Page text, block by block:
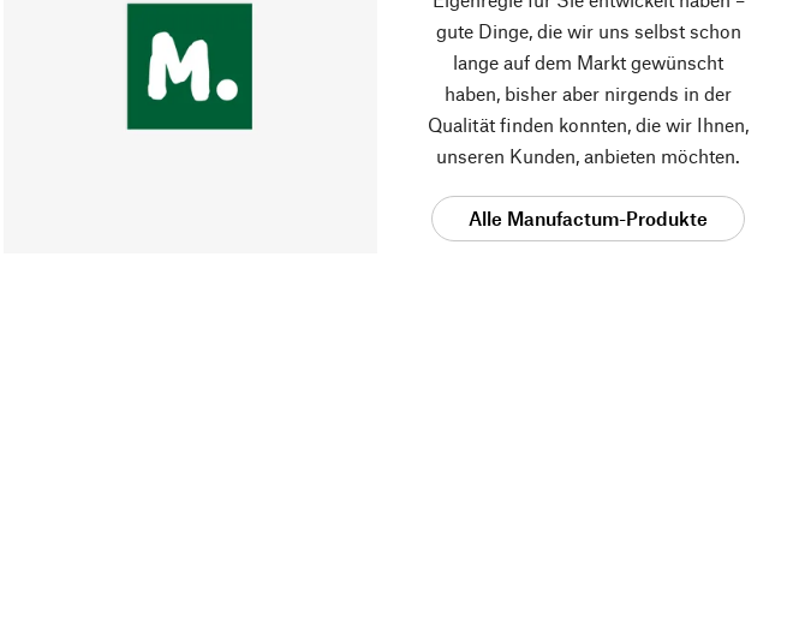
gute Dinge, die wir uns selbst schon
lange auf dem Markt gewünscht
haben, bisher aber nirgends in der
Qualität finden konnten, die wir Ihnen,
unseren Kunden, anbieten möchten.
Alle Manufactum-Produkte